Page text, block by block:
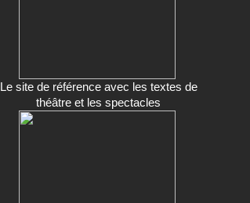
Le site de référence avec les textes de
théâtre et les spectacles